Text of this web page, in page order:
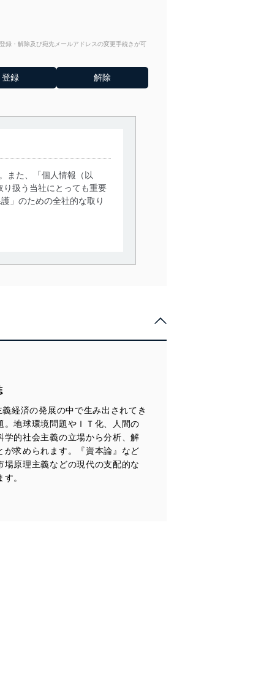
・解除及び宛先メールアドレスの変更手続きが可
また、「個人情報（以
扱う当社にとっても重要
」のための全社的な取り
用目的の達成に必要な範
策を実施し、個人情報の
への不要なアクセスを防止
により、これを最新状態
設定しています。
続的に改善し、常に最良
経済の発展の中で生み出されてき
地球環境問題やＩＴ化、人間の
的社会主義の立場から分析、解
求められます。『資本論』など
原理主義などの現代の支配的な
。